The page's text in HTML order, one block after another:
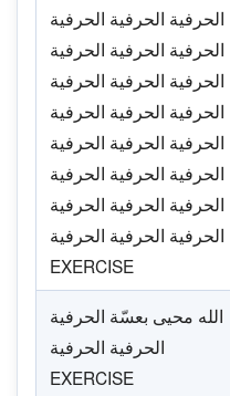
الحرفية الحرفية الحرفية
الحرفية الحرفية الحرفية
الحرفية الحرفية الحرفية
الحرفية الحرفية الحرفية
الحرفية الحرفية الحرفية
الحرفية الحرفية الحرفية
الحرفية الحرفية الحرفية
الحرفية الحرفية الحرفية
EXERCISE
الله محيى بعسّة الحرفية
الحرفية الحرفية
EXERCISE